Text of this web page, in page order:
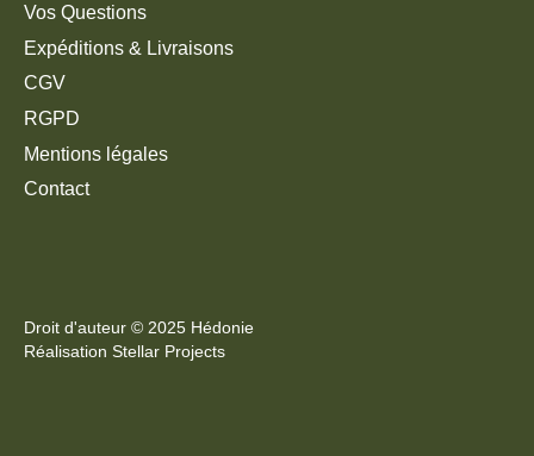
Vos Questions
Expéditions & Livraisons
CGV
RGPD
Mentions légales
Contact
Droit d'auteur © 2025 Hédonie
Réalisation Stellar Projects